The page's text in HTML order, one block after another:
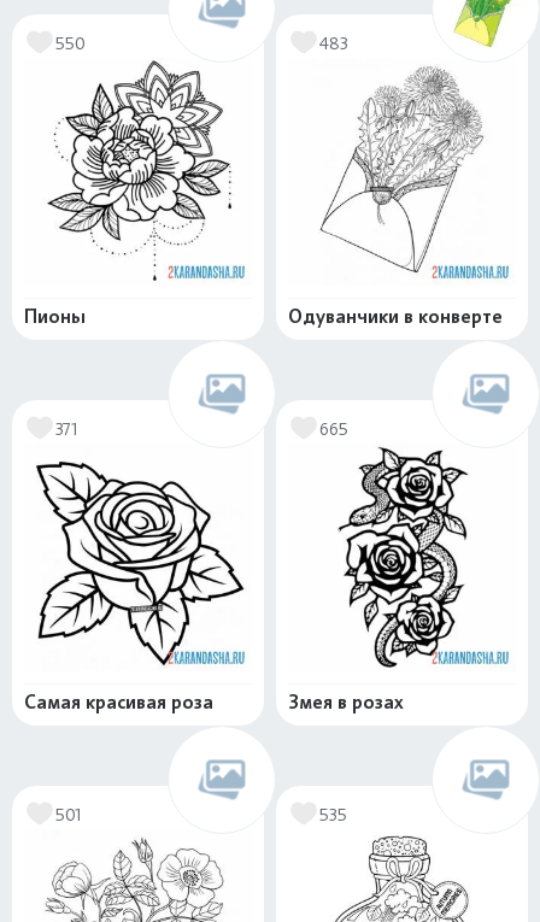
550
Пионы
483
Одуванчики в конверте
371
Самая красивая роза
665
Змея в розах
501 535